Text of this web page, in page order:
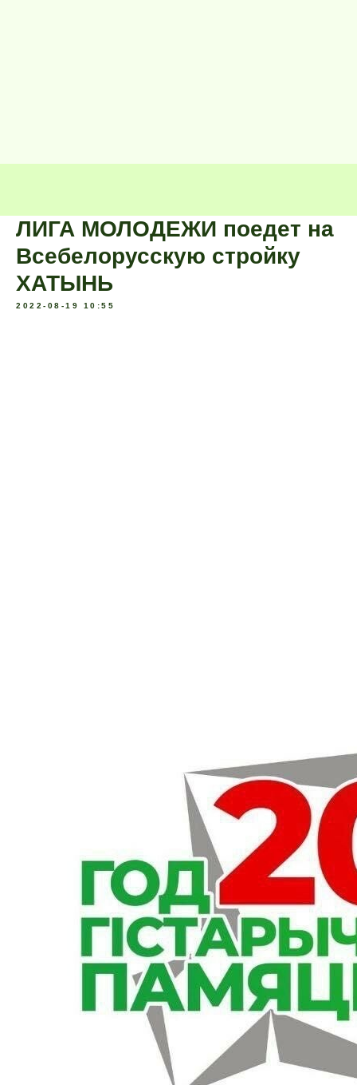
ЛИГА МОЛОДЕЖИ поедет на
Всебелорусскую стройку
ХАТЫНЬ
2022-08-19 10:55